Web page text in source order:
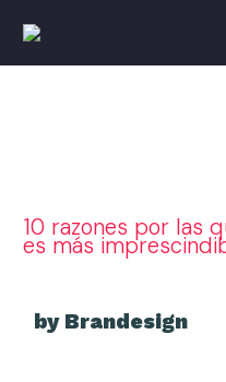
10 razones por las
es más
by Brandesign